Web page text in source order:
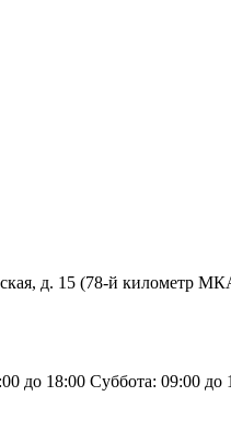
д. 15 (78-й километр
до 18:00 Суббота: 09:00 до